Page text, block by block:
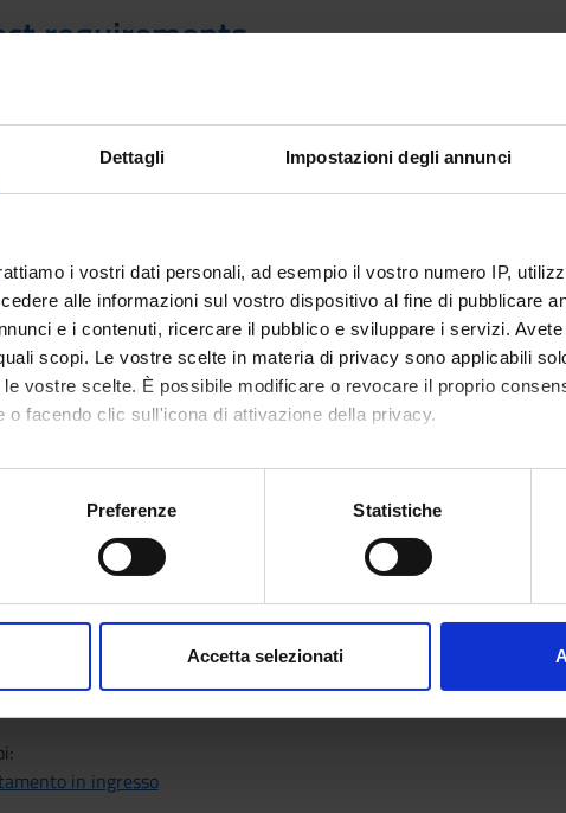
Dettagli Impostazioni degli annunci
i vostri dati personali, ad esempio il vostro numero IP,
alle informazioni sul vostro dispositivo al fine di pubblicare
e i contenuti, ricercare il pubblico e sviluppare i servizi.
scopi. Le vostre scelte in materia di privacy sono applicabili
vostre scelte. È possibile modificare o revocare il proprio
o facendo clic sull'icona di attivazione della privacy.
anche:
sulla tua posizione geografica, con un'approssimazione di
in qualsiasi momento dalla Dichiarazione sui cookie.
dei loro servizi.
Preferenze Statistiche
Accetta selezionati
requirements
dates of verification
alla prova di ammissione.
minimi sarà accertato al raggiungimento da parte del candidato
Chimica.
da Univr!
tutto su esami, servizi e agevolazioni economiche:
day famiglie
entra in Univr e preparati al test di ammissione:
ammissione
in ingresso